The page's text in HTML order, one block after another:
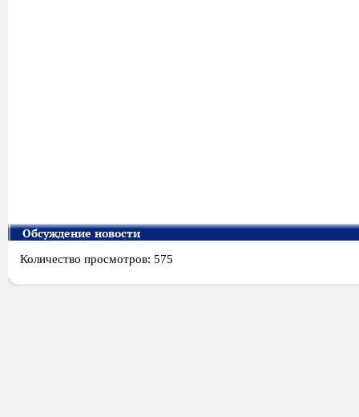
Обсуждение новости
Количество просмотров: 575